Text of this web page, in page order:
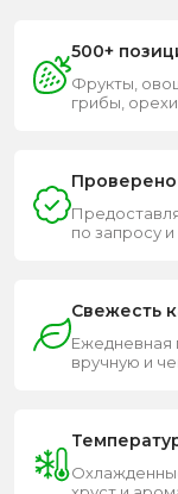
500+
Фрукты,
грибы,
по запросу
Свежесть
Ежедневная
вручную и